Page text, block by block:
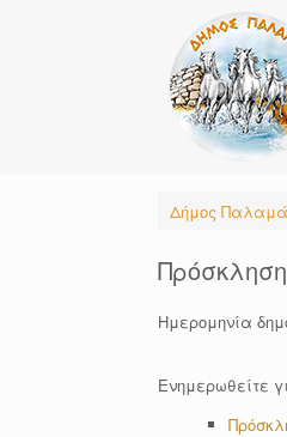
Δήμος Παλαμά
Ημερομηνία
Ενημερωθείτε